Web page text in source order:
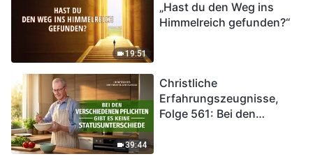
eintreten?
19:51
„Hast du den Weg ins
Himmelreich gefunden?“
39:44
Christliche
Erfahrungszeugnisse,
Folge 561: Bei den